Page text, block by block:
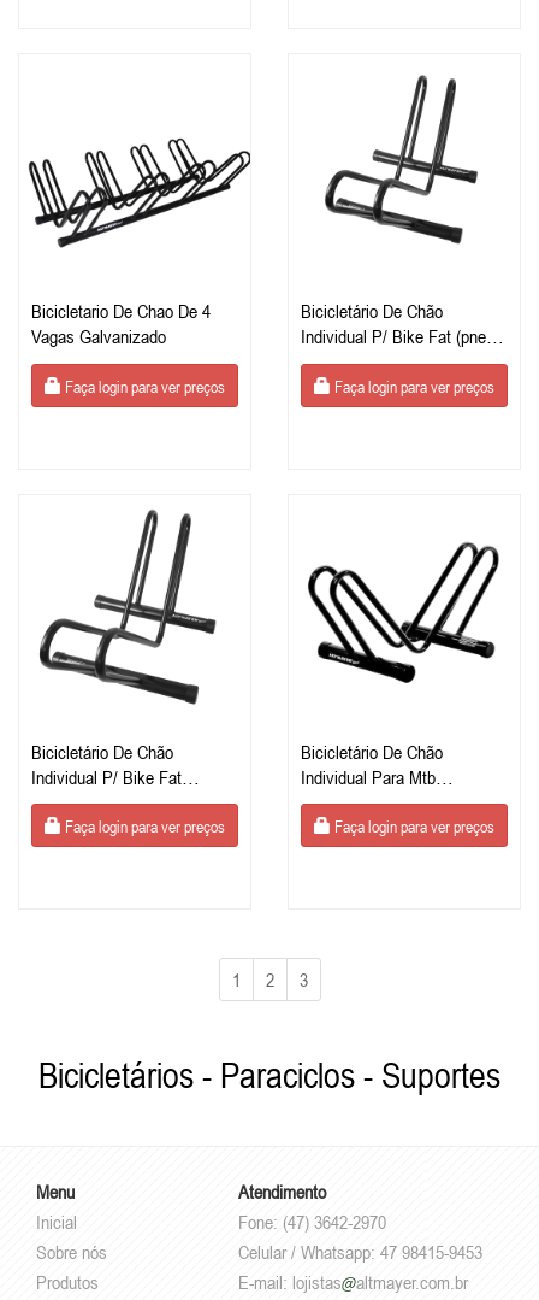
Bicicletario De Chao De 4
Vagas Galvanizado
Faça login para ver preços
Bicicletário De Chão
Individual P/ Bike Fat (pneu
Largo) Galvanizado
Estacionamento De Bike
Faça login para ver preços
Bicicletário De Chão
Individual P/ Bike Fat
Estacionamento De Bike
Faça login para ver preços
Bicicletário De Chão
Individual Para Mtb
Estacionamento De Bike
Faça login para ver preços
1 2 3
Bicicletários - Paraciclos - Suportes
Menu
Inicial
Sobre nós
Produtos
Atendimento
Fone: (47) 3642-2970
Celular / Whatsapp: 47 98415-9453
E-mail: lojistas altmayer.com.br